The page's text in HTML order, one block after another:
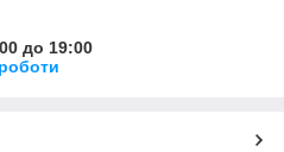
до 19:00